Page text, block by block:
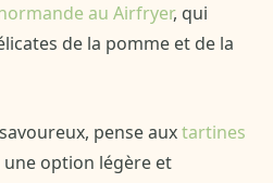
au Airfryer, qui
de la pomme et de la
pense auxtartines
une option légère et